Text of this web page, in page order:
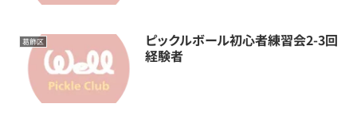
葛飾区
ピックルボール初心者練習会2-3回
経験者